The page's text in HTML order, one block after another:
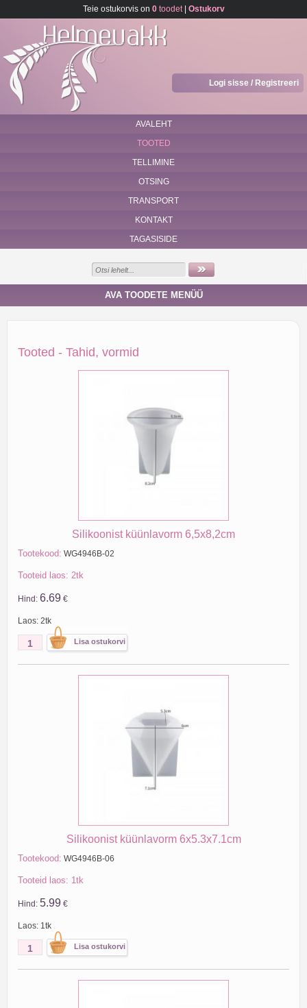
Teie ostukorvis on 0toodet| Ostukorv
Logi sisse / Registreeri
AVALEHT
TOOTED
TELLIMINE
OTSING
TRANSPORT
KONTAKT
TAGASISIDE
AVA TOODETE MENÜÜ
Tooted - Tahid, vormid
Silikoonist küünlavorm 6,5x8,2cm
Tootekood: WG4946B-02
Tooteid laos: 2tk
Hind: 6.69 €
Laos: 2tk
Silikoonist küünlavorm 6x5.3x7.1cm
Tootekood: WG4946B-06
Tooteid laos: 1tk
Hind: 5.99 €
Laos: 1tk